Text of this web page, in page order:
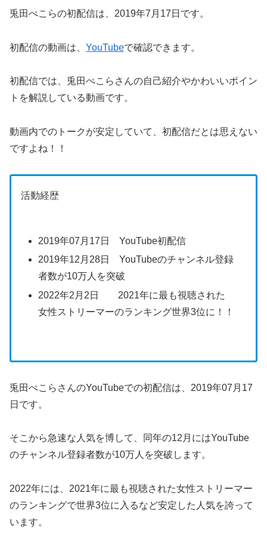
兎田ぺこらの初配信は、2019年7月17日です。
初配信の動画は、 YouTubeで確認できます。
初配信では、兎田ぺこらさんの自己紹介やかわいいポイン
トを解説している動画です。
動画内でのトークが安定していて、初配信だとは思えない
ですよね！！
活動経歴
2019年07月17日 YouTube初配信
2019年12月28日 YouTubeのチャンネル登録
者数が10万人を突破
2022年2月2日 2021年に最も視聴された
女性ストリーマーのランキング世界3位に！！
兎田ぺこらさんのYouTubeでの初配信は、2019年07月17
日です。
そこから急速な人気を博して、同年の12月にはYouTube
のチャンネル登録者数が10万人を突破します。
2022年には、2021年に最も視聴された女性ストリーマー
のランキングで世界3位に入るなど安定した人気を誇って
います。